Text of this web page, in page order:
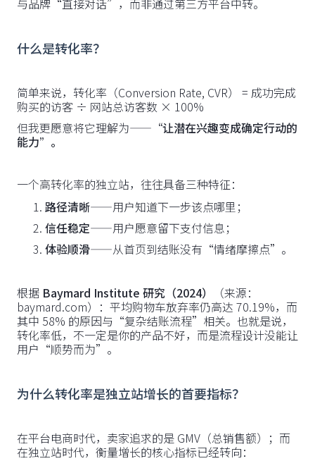
与品牌“直接对话”，而非通过第三方平台中转。
什么是转化率？
简单来说，转化率（Conversion Rate, CVR） = 成功完成
购买的访客 ÷ 网站总访客数 × 100%
但我更愿意将它理解为—— “让潜在兴趣变成确定行动的
能力”。
一个高转化率的独立站，往往具备三种特征：
路径清晰——用户知道下一步该点哪里；
信任稳定——用户愿意留下支付信息；
体验顺滑——从首页到结账没有“情绪摩擦点”。
根据 Baymard Institute 研究（2024）
（来源：
baymard.com）：平均购物车放弃率仍高达 70.19%，而
其中 58% 的原因与“复杂结账流程”相关。也就是说，
转化率低，不一定是你的产品不好，而是流程设计没能让
用户“顺势而为”。
为什么转化率是独立站增长的首要指标？
在平台电商时代，卖家追求的是 GMV（总销售额）；而
在独立站时代，衡量增长的核心指标已经转向：